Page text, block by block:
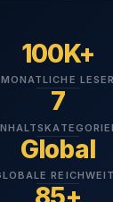
100K+
MONATLICHE LESER
7
Global